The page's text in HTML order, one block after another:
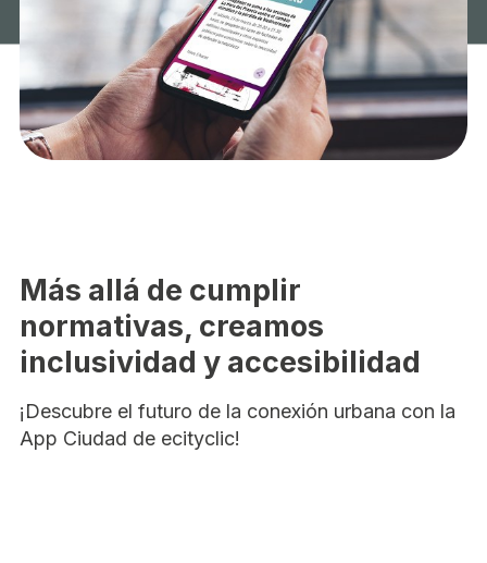
Más allá de cumplir
normativas, creamos
inclusividad y accesibilidad
¡Descubre el futuro de la conexión urbana con la
App Ciudad de ecityclic!